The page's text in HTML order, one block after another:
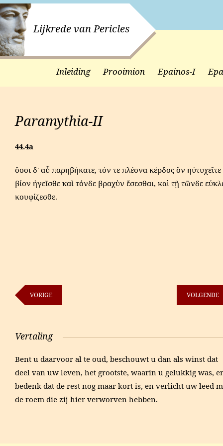
Lijkrede van Pericles
Inleiding Prooimion Epainos-I
Paramythia-II
44.4a
ὅσοι δ' αὖ παρηβήκατε, τόν τε πλέονα κέρδος ὃν ηὐτυχεῖτε
βίον ἡγεῖσθε καὶ τόνδε βραχὺν ἔσεσθαι, καὶ τῇ τῶνδε
κουφίζεσθε.
VORIGE VOLGENDE
Vertaling
Bent u daarvoor al te oud, beschouwt u dan als winst dat
deel van uw leven, het grootste, waarin u gelukkig was,
bedenk dat de rest nog maar kort is, en verlicht uw leed
de roem die zij hier verworven hebben.